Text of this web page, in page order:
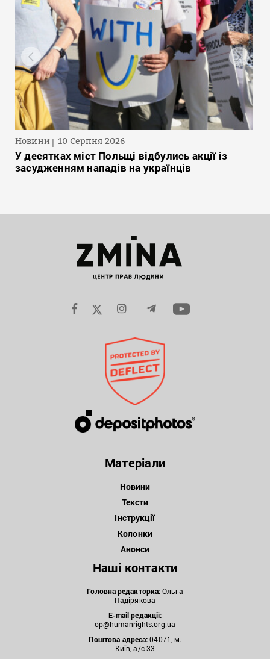
Новини 10 Серпня 2026
У десятках міст Польщі відбулись акції із
засудженням нападів на українців
Матеріали
Новини
Тексти
Інструкції
Колонки
Анонси
Наші контакти
Головна редакторка:Ольга
Падірякова
E-mail редакції:
op@humanrights.org.ua
Поштова адреса:04071, м.
Київ, а/с 33